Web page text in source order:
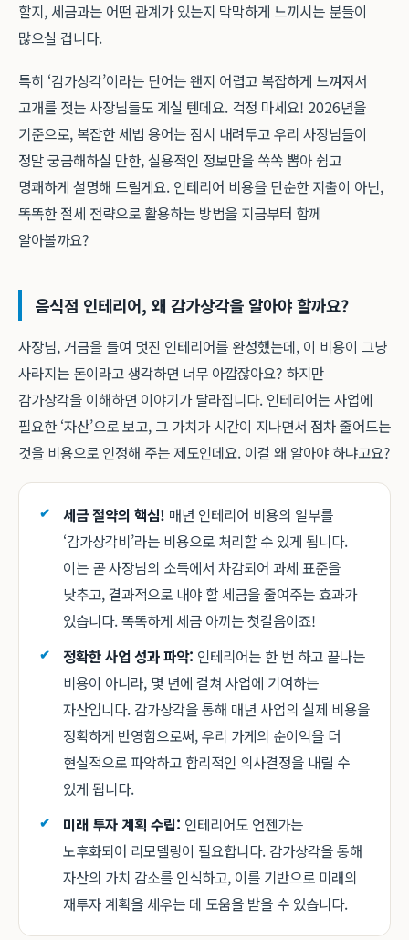
할지, 세금과는 어떤 관계가 있는지 막막하게 느끼시는 분들이
많으실 겁니다.
특히 ‘감가상각’이라는 단어는 왠지 어렵고 복잡하게 느껴져서
고개를 젓는 사장님들도 계실 텐데요. 걱정 마세요! 2026년을
기준으로, 복잡한 세법 용어는 잠시 내려두고 우리 사장님들이
정말 궁금해하실 만한, 실용적인 정보만을 쏙쏙 뽑아 쉽고
명쾌하게 설명해 드릴게요. 인테리어 비용을 단순한 지출이 아닌,
똑똑한 절세 전략으로 활용하는 방법을 지금부터 함께
알아볼까요?
음식점 인테리어, 왜 감가상각을 알아야 할까요?
사장님, 거금을 들여 멋진 인테리어를 완성했는데, 이 비용이 그냥
사라지는 돈이라고 생각하면 너무 아깝잖아요? 하지만
감가상각을 이해하면 이야기가 달라집니다. 인테리어는 사업에
필요한 ‘자산’으로 보고, 그 가치가 시간이 지나면서 점차 줄어드는
것을 비용으로 인정해 주는 제도인데요. 이걸 왜 알아야 하냐고요?
세금 절약의 핵심! 매년 인테리어 비용의 일부를
‘감가상각비’라는 비용으로 처리할 수 있게 됩니다.
이는 곧 사장님의 소득에서 차감되어 과세 표준을
낮추고, 결과적으로 내야 할 세금을 줄여주는 효과가
있습니다. 똑똑하게 세금 아끼는 첫걸음이죠!
정확한 사업 성과 파악: 인테리어는 한 번 하고 끝나는
비용이 아니라, 몇 년에 걸쳐 사업에 기여하는
자산입니다. 감가상각을 통해 매년 사업의 실제 비용을
정확하게 반영함으로써, 우리 가게의 순이익을 더
현실적으로 파악하고 합리적인 의사결정을 내릴 수
있게 됩니다.
미래 투자 계획 수립: 인테리어도 언젠가는
노후화되어 리모델링이 필요합니다. 감가상각을 통해
자산의 가치 감소를 인식하고, 이를 기반으로 미래의
재투자 계획을 세우는 데 도움을 받을 수 있습니다.